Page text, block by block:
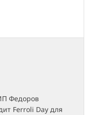
Федоров
Ferroli Day для